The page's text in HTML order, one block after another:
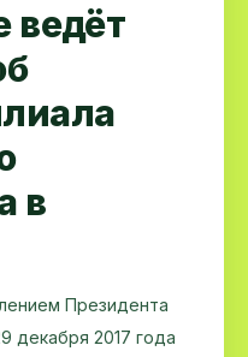
ведёт
в
Президента
декабря 2017 года